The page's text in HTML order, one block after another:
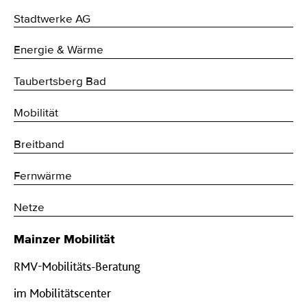
Stadtwerke AG
Energie & Wärme
Taubertsberg Bad
Mobilität
Breitband
Fernwärme
Netze
Mainzer Mobilität
RMV-Mobilitäts-Beratung
im Mobilitätscenter